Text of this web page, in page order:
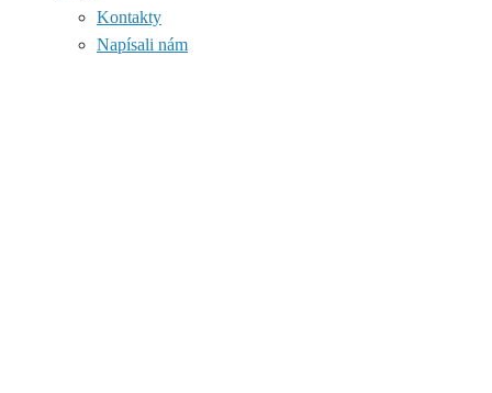
Kontakty
Napísali nám